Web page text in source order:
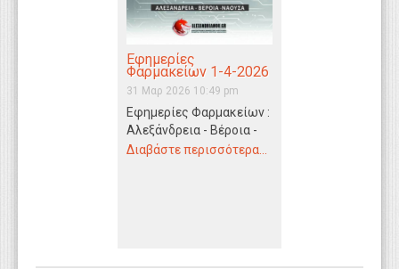
Εφημερίες
Φαρμακείων 1-4-2026
31 Μαρ 2026 10:49 pm
Εφημερίες Φαρμακείων :
Αλεξάνδρεια - Βέροια -
Νάουσα 1/4/2026
Διαβάστε περισσότερα...
Βιβλιοθήκη Απόψεων
Κυτίο Παραπόνων Πολιτών